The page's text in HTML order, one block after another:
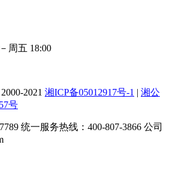
周五 18:00
2021 湘ICP备05012917号-1 | 湘公
号
统一服务热线：400-807-3866 公司